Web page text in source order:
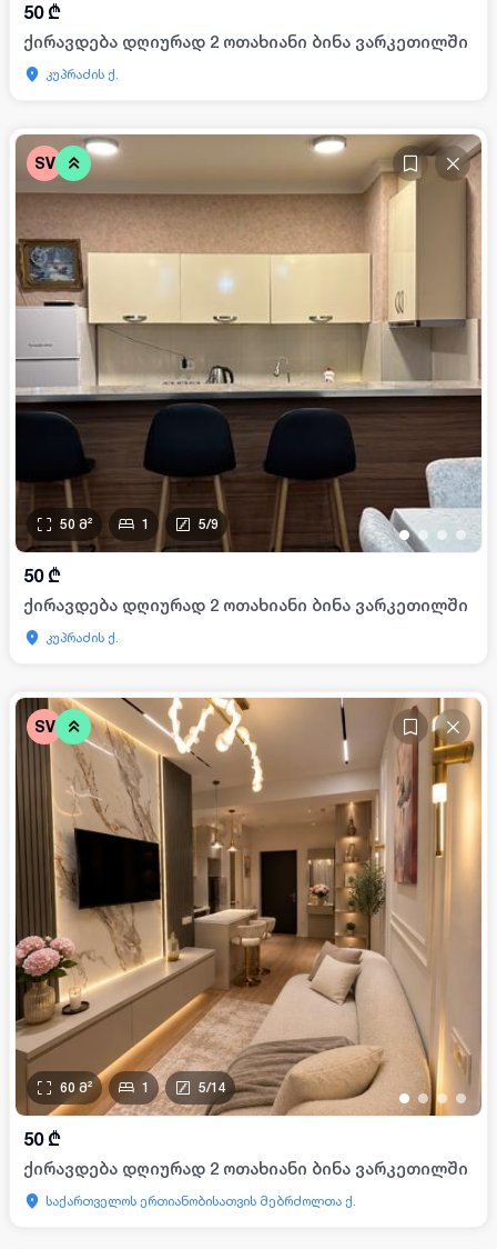
50 ₾
ქირავდება დღიურად 2 ოთახიანი ბინა ვარკეთილში
კუპრაძის ქ.
SV
•• • •
50 მ² 1 5/9
50 ₾
ქირავდება დღიურად 2 ოთახიანი ბინა ვარკეთილში
კუპრაძის ქ.
SV
• •• •
60 მ² 1 5/14
50 ₾
ქირავდება დღიურად 2 ოთახიანი ბინა ვარკეთილში
საქართველოს ერთიანობისათვის მებრძოლთა ქ.